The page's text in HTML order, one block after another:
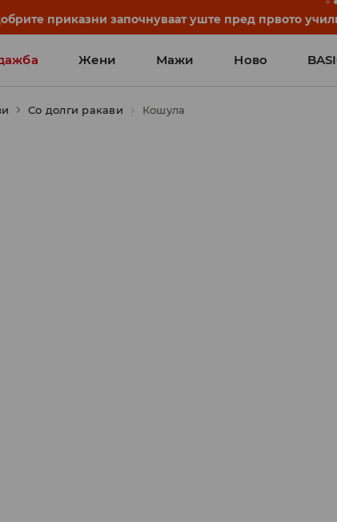
приказни започнуваат уште пред првото
Жени Мажи Ново
Со долги ракави Кошула